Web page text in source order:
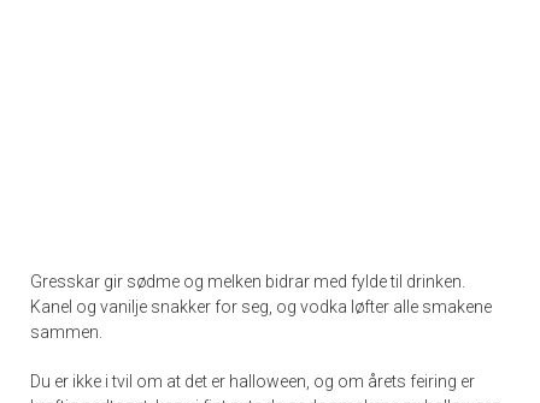
Gresskar gir sødme og melken bidrar med fylde til drinken.
Kanel og vanilje snakker for seg, og vodka løfter alle smakene
sammen.
Du er ikke i tvil om at det er halloween, og om årets feiring er